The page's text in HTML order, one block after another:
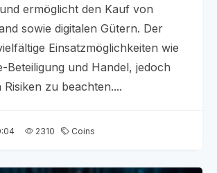
ermöglicht den Kauf von
sowie digitalen Gütern. Der
Einsatzmöglichkeiten wie
Beteiligung und Handel, jedoch
zu beachten....
2310 Coins